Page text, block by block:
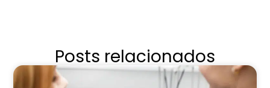
Posts relacionados